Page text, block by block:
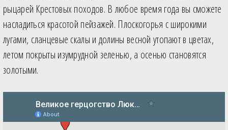
рыцарей Крестовых походов. В любое время года вы сможете
насладиться красотой пейзажей. Плоскогорья с широкими
лугами, сланцевые скалы и долины весной утопают в цветах,
летом покрыты изумрудной зеленью, а осенью становятся
золотыми.